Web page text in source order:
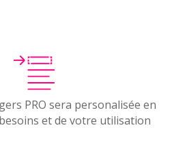
PRO sera personalisée en
et de votre utilisation